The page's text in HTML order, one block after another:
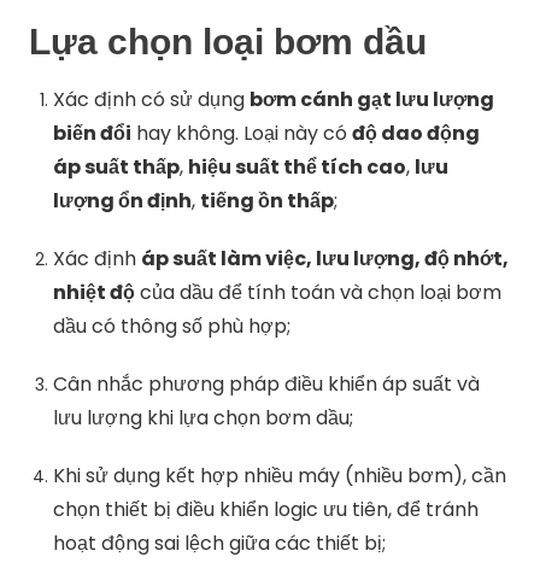
Lựa chọn loại bơm dầu
Xác định có sử dụng bơm cánh gạt lưu lượng
biến đổi hay không. Loại này cóđộ dao động
áp suất thấp, hiệu suất thể tích cao, lưu
lượng ổn định, tiếng ồn thấp;
Xác định áp suất làm việc, lưu lượng, độ nhớt,
nhiệt độcủa dầu để tính toán và chọn loại bơm
dầu có thông số phù hợp;
Cân nhắc phương pháp điều khiển áp suất và
lưu lượng khi lựa chọn bơm dầu;
Khi sử dụng kết hợp nhiều máy (nhiều bơm), cần
chọn thiết bị điều khiển logic ưu tiên, để tránh
hoạt động sai lệch giữa các thiết bị;